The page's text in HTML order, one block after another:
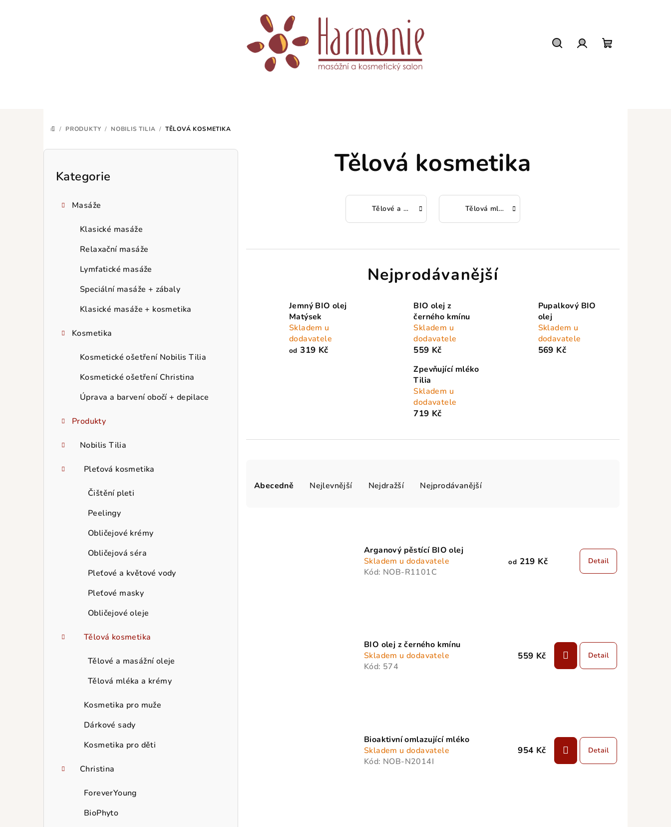
DOMŮ
/ PRODUKTY / NOBILIS TILIA / TĚLOVÁ KOSMETIKA
P
Přeskočit
Kategorie
Masáže
Klasické masáže
Relaxační masáže
Lymfatické masáže
Speciální masáže + zábaly
Klasické masáže + kosmetika
Kosmetika
Kosmetické ošetření Nobilis Tilia
Kosmetické ošetření Christina
Úprava a barvení obočí + depilace
Produkty
Nobilis Tilia
Pleťová kosmetika
Čištění pleti
Peelingy
Obličejové krémy
Obličejová séra
Pleťové a květové vody
Pleťové masky
Obličejové oleje
Tělová kosmetika
Tělové a masážní oleje
Tělová mléka a krémy
Kosmetika pro muže
Dárkové sady
Kosmetika pro děti
Christina
ForeverYoung
BioPhyto
Tělová kosmetika
Tělové a masážní oleje Tělová mléka a krémy
Nejprodávanější
Jemný BIO olej
Matýsek
Skladem u
dodavatele
od 319 Kč
BIO olej z
černého kmínu
Skladem u
dodavatele
559 Kč
Pupalkový BIO
olej
Skladem u
dodavatele
569 Kč
Zpevňující mléko
Tilia
Skladem u
dodavatele
719 Kč
aAbecedně Nejlevnější Nejdražší Nejprodávanější
Arganový pěstící BIO olej
Skladem u dodavatele
Kód: NOB-R1101C
od 219 Kč Detail
BIO olej z černého kmínu
Skladem u dodavatele
Kód: 574
559 Kč Detail
Bioaktivní omlazující mléko
Skladem u dodavatele
Kód: NOB-N2014I
954 Kč Detail